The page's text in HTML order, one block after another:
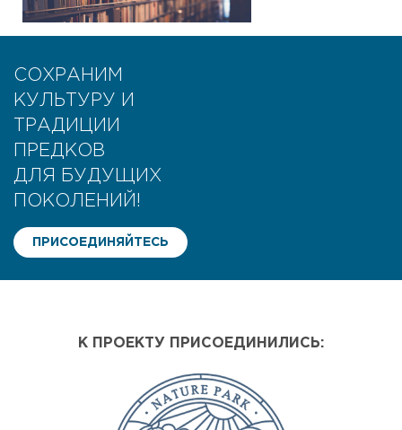
СОХРАНИМ
КУЛЬТУРУ И
ТРАДИЦИИ
ПРЕДКОВ
ДЛЯ БУДУЩИХ
ПОКОЛЕНИЙ!
ПРИСОЕДИНЯЙТЕСЬ
К ПРОЕКТУ ПРИСОЕДИНИЛИСЬ: